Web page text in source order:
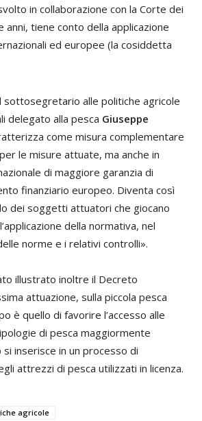
in collaborazione con la Corte dei
anni, tiene conto della applicazione
ed europee (la cosiddetta
sottosegretario alle politiche agricole
delegato alla pesca Giuseppe
come misura complementare
le misure attuate, ma anche in
di maggiore garanzia di
finanziario europeo. Diventa così
dei soggetti attuatori che giocano
della normativa, nel
norme e i relativi controlli».
illustrato inoltre il Decreto
attuazione, sulla piccola pesca
è quello di favorire l’accesso alle
di pesca maggiormente
inserisce in un processo di
attrezzi di pesca utilizzati in licenza.
agricole